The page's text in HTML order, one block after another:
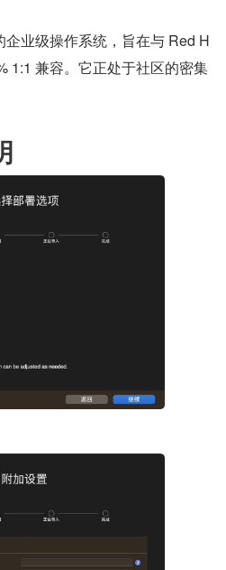
业级操作系统，旨在与 Red H
1:1 兼容。它正处于社区的密集